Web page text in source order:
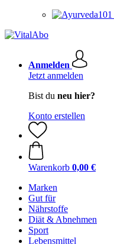
Anmelden
Jetzt anmelden
Bist du neu hier?
Konto erstellen
Warenkorb 0,00 €
Marken
Gut für
Nährstoffe
Diät & Abnehmen
Sport
Lebensmittel